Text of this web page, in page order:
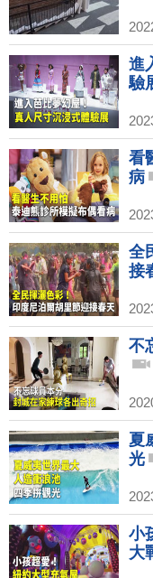
進
驗
看
病
全
接
不
夏
光
小
大